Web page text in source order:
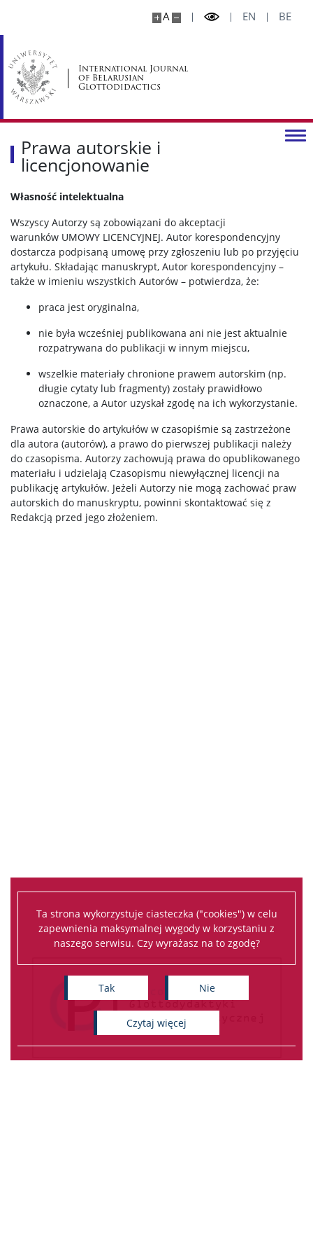
Ta strona wykorzystuje ciasteczka ("cookies") w celu
zapewnienia maksymalnej wygody w korzystaniu z
naszego serwisu. Czy wyrażasz na to zgodę?
Tak Nie
czytaj więcej
A EN BE
International Journal
of Belarusian
Glottodidactics
Prawa autorskie i
licencjonowanie
Własność intelektualna
Wszyscy Autorzy są zobowiązani do akceptacji
warunków UMOWY LICENCYJNEJ. Autor korespondencyjny
dostarcza podpisaną umowę przy zgłoszeniu lub po przyjęciu
artykułu. Składając manuskrypt, Autor korespondencyjny –
także w imieniu wszystkich Autorów – potwierdza, że:
praca jest oryginalna,
nie była wcześniej publikowana ani nie jest aktualnie
rozpatrywana do publikacji w innym miejscu,
wszelkie materiały chronione prawem autorskim (np.
długie cytaty lub fragmenty) zostały prawidłowo
oznaczone, a Autor uzyskał zgodę na ich wykorzystanie.
Prawa autorskie do artykułów w czasopiśmie są zastrzeżone
dla autora (autorów), a prawo do pierwszej publikacji należy
do czasopisma. Autorzy zachowują prawa do opublikowanego
materiału i udzielają Czasopismu niewyłącznej licencji na
publikację artykułów. Jeżeli Autorzy nie mogą zachować praw
autorskich do manuskryptu, powinni skontaktować się z
Redakcją przed jego złożeniem.